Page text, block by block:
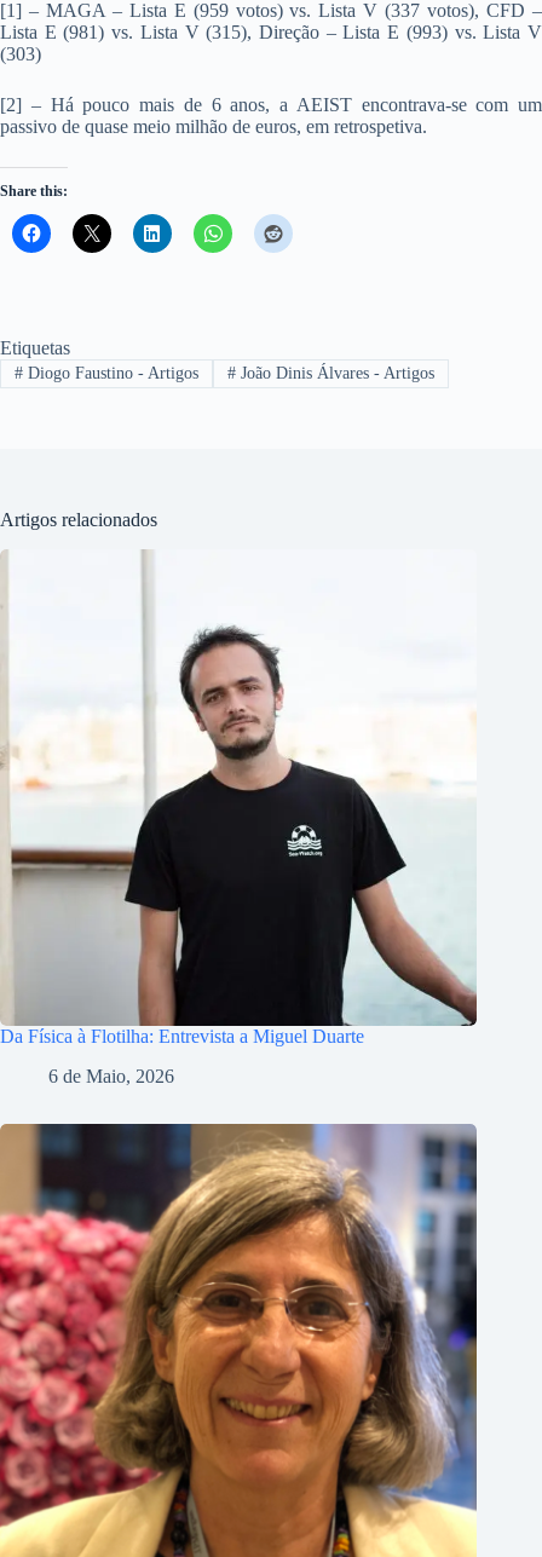
[1] – MAGA – Lista E (959 votos) vs. Lista V (337 votos), CFD –
Lista E (981) vs. Lista V (315), Direção – Lista E (993) vs. Lista V
(303)
[2] – Há pouco mais de 6 anos, a AEIST encontrava-se com um
passivo de quase meio milhão de euros, em retrospetiva.
Share this:
Etiquetas
#Diogo Faustino - Artigos #João Dinis Álvares - Artigos
Artigos relacionados
Da Física à Flotilha: Entrevista a Miguel Duarte
6 de Maio, 2026